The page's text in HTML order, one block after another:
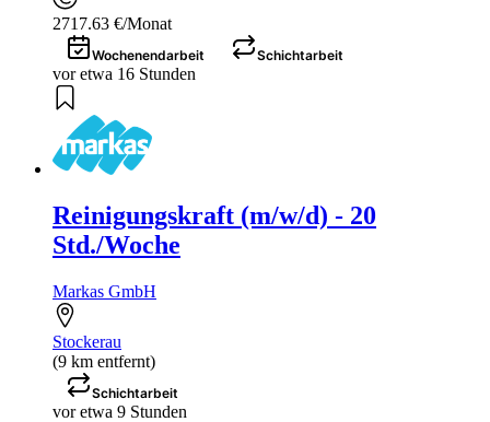
2717.63 €/Monat
Wochenendarbeit Schichtarbeit
vor etwa 16 Stunden
Reinigungskraft (m/w/d) - 20
Std./Woche
Markas GmbH
Stockerau
(9 km entfernt)
Schichtarbeit
vor etwa 9 Stunden